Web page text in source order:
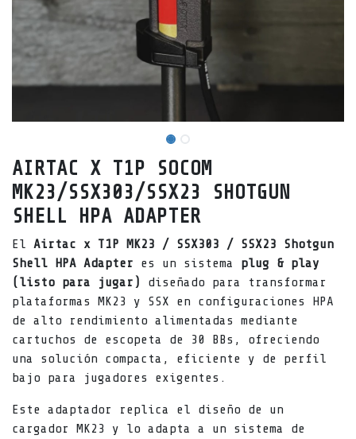
AIRTAC X T1P SOCOM
MK23/SSX303/SSX23 SHOTGUN
SHELL HPA ADAPTER
El Airtac x T1P MK23 / SSX303 / SSX23 Shotgun
Shell HPA Adapter es un sistema plug & play
(listo para jugar)
diseñado para transformar
plataformas MK23 y SSX en configuraciones HPA
de alto rendimiento alimentadas mediante
cartuchos de escopeta de 30 BBs, ofreciendo
una solución compacta, eficiente y de perfil
bajo para jugadores exigentes.
Este adaptador replica el diseño de un
cargador MK23 y lo adapta a un sistema de